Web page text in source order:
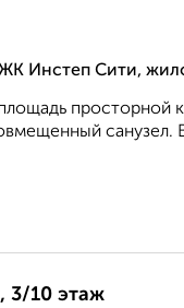
Инстеп Сити,
просторной
санузел.
3/10 этаж